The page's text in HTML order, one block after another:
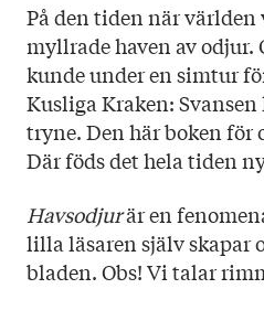
På den tiden när
myllrade haven av
kunde under en simtur
Kusliga Kraken:
tryne. Den här boken
Där föds det hela tiden
Havsodjurär en
lilla läsaren själv skapar
bladen. Obs! Vi talar